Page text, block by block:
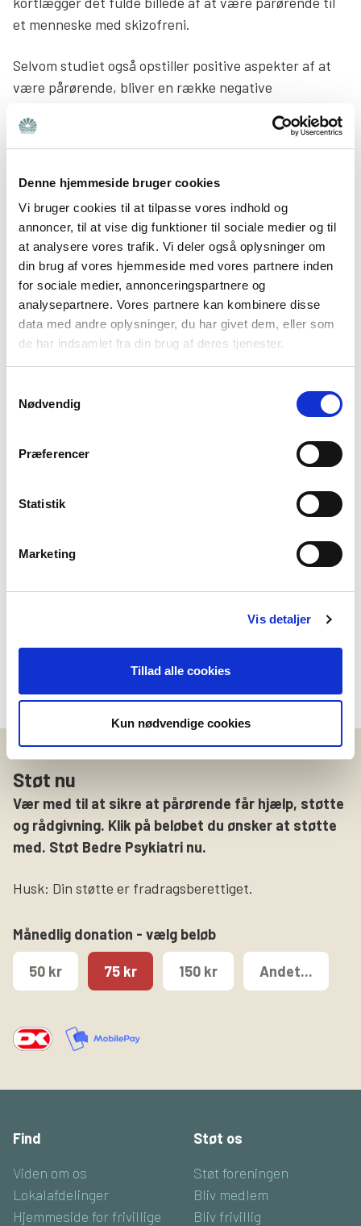
Denne hjemmeside bruger cookies
Vi bruger cookies til at tilpasse vores indhold og
annoncer, til at vise dig funktioner til sociale medier og til
at analysere vores trafik. Vi deler også oplysninger om
din brug af vores hjemmeside med vores partnere inden
for sociale medier, annonceringspartnere og
analysepartnere. Vores partnere kan kombinere disse
data med andre oplysninger, du har givet dem, eller som
de har indsamlet fra din brug af deres tjenester.
Nødvendig
Præferencer
Statistik
Marketing
Vis detaljer
Tillad alle cookies
Kun nødvendige cookies
et menneske med skizofreni.
Selvom studiet også opstiller positive aspekter af at
være pårørende, bliver en række negative
pårørende sætter sit eget liv og egne behov til side.
her i Bedre Psykiatri; nemlig at det har store
menneskelige konsekvenser at være pårørende til et
menneske, som er alvorligt psykisk sygt”, siger
chefanalytiker i Bedre Psykiatri Jens Peter Eckardt.
Det koster altså dyrt på hjemmefronten at leve med
psykisk sygdom på nært hold, og behovet for hjælp –
også til pårørende – er derfor meget stort. Dog er der
ikke noget, som tyder på, at de pårørende får den
tilstrækkelig hjælp til, hvordan de kan håndtere deres
egen situation og desuden kan håndtere rollen som
pårørende. Det fremgår af en undersøgelse, som
Bedre Psykiatri foretog tidligere på året, der både
inkluderer pårørende til personer med skizofreni og
andre psykiske lidelser.
Du kan læse flere resultater fra Bedre Psykiatris
pårørendeundersøgelseher
Støt nu
Vær med til at sikre at pårørende får hjælp, støtte
og rådgivning. Klik på beløbet du ønsker at støtte
med. Støt Bedre Psykiatri nu.
Husk: Din støtte er fradragsberettiget.
Månedlig donation - vælg beløb
50 kr 75 kr 150 kr Andet...
Find
Viden om os
Lokalafdelinger
Hjemmeside for frivillige
Støt os
Støt foreningen
Bliv medlem
Bliv frivillig